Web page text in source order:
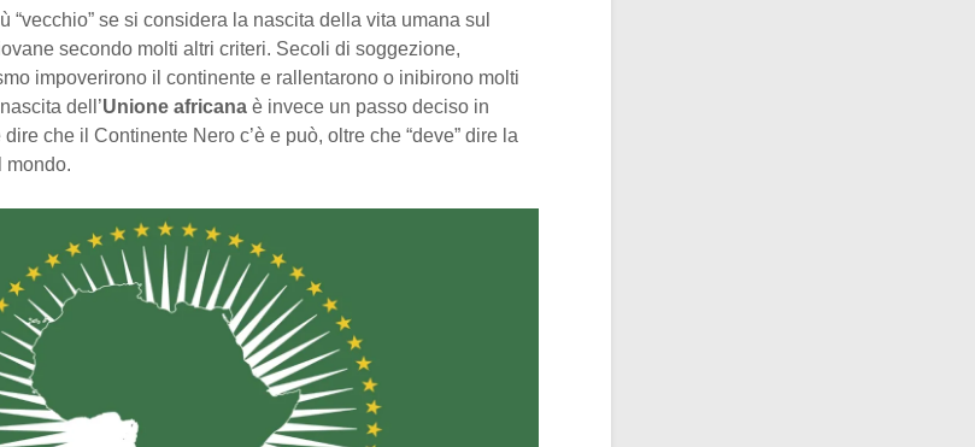
“vecchio” se si considera la nascita della vita umana sul
secondo molti altri criteri. Secoli di soggezione,
impoverirono il continente e rallentarono o inibirono molti
dell’Unione africana è invece un passo deciso in
che il Continente Nero c’è e può, oltre che “deve” dire la
mondo.